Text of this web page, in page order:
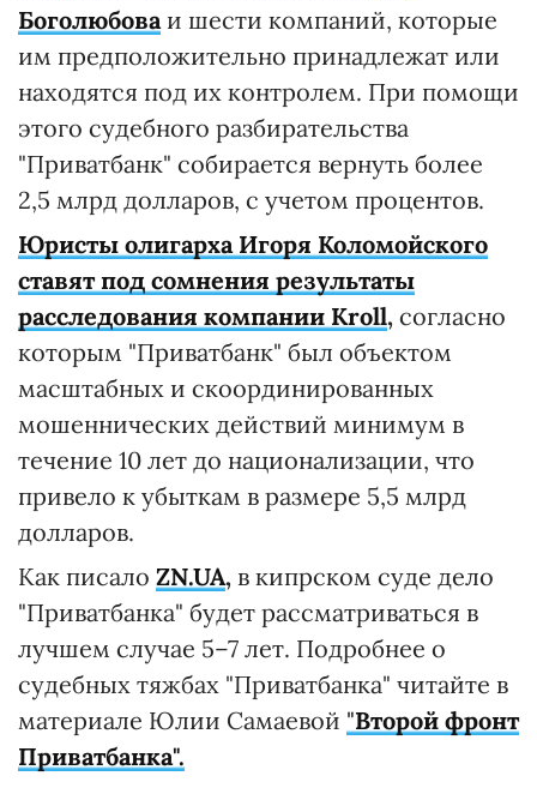
Боголюбоваи шести компаний, которые
им предположительно принадлежат или
находятся под их контролем. При помощи
этого судебного разбирательства
"Приватбанк" собирается вернуть более
2,5 млрд долларов, с учетом процентов.
Юристы олигарха Игоря Коломойского
ставят под сомнения результаты
расследования компании Kroll, согласно
которым "Приватбанк" был объектом
масштабных и скоординированных
мошеннических действий минимум в
течение 10 лет до национализации, что
привело к убыткам в размере 5,5 млрд
долларов.
Как писало ZN.UA, в кипрском суде дело
"Приватбанка" будет рассматриваться в
лучшем случае 5–7 лет. Подробнее о
судебных тяжбах "Приватбанка" читайте в
материале Юлии Самаевой "Второй фронт
Приватбанка".